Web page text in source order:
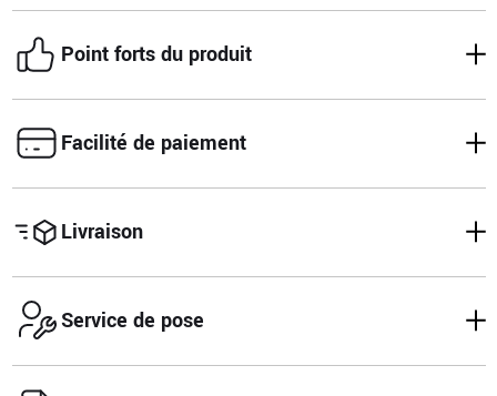
Point forts du produit
Facilité de paiement
Livraison
Service de pose